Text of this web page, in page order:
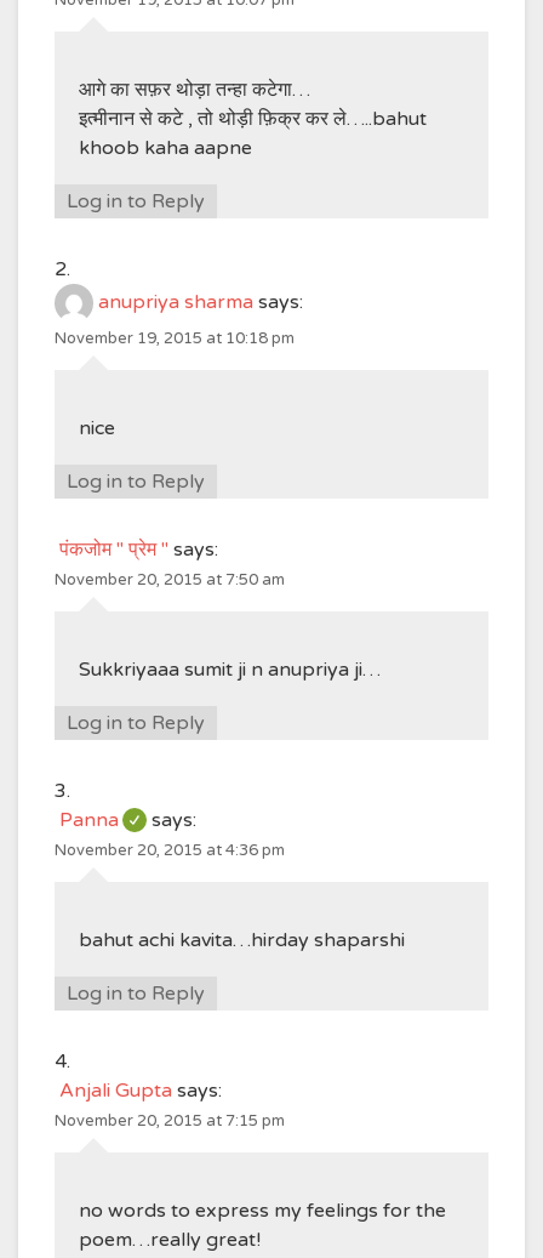
आगे का सफ़र थोड़ा तन्हा कटेगा…
इत्मीनान से कटे , तो थोड़ी फ़िक्र कर ले…..bahut
khoob kaha aapne
Log in to Reply
anupriya sharma says:
November 19, 2015 at 10:18 pm
nice
Log in to Reply
पंकजोम " प्रेम " says:
November 20, 2015 at 7:50 am
Sukkriyaaa sumit ji n anupriya ji…
Log in to Reply
Panna says:
November 20, 2015 at 4:36 pm
bahut achi kavita…hirday shaparshi
Log in to Reply
Anjali Gupta says:
November 20, 2015 at 7:15 pm
no words to express my feelings for the
poem…really great!